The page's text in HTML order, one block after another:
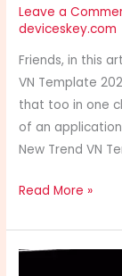
Leave a
deviceskey.com
Friends, in this
VN Template
that too in one
of an
New Trend VN
VN
Template
2024
Read More »